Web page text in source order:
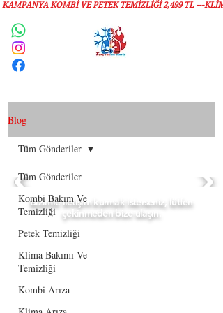
KAMPANYA KOMBİ VE PETEK TEMİZLIĞI 2,499 TL ---
Blog
Tüm Gönderiler
Kombi Bakım Ve
Temizliği
Petek Temizliği
Klima Bakımı Ve
Temizliği
Kombi Arıza
Tüm Gönderiler
Bizimle iletişim kurmak isterseniz, lütfen
çekinmeden bize ulaşın.